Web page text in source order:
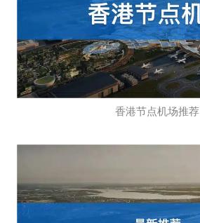
香港节点机场推荐